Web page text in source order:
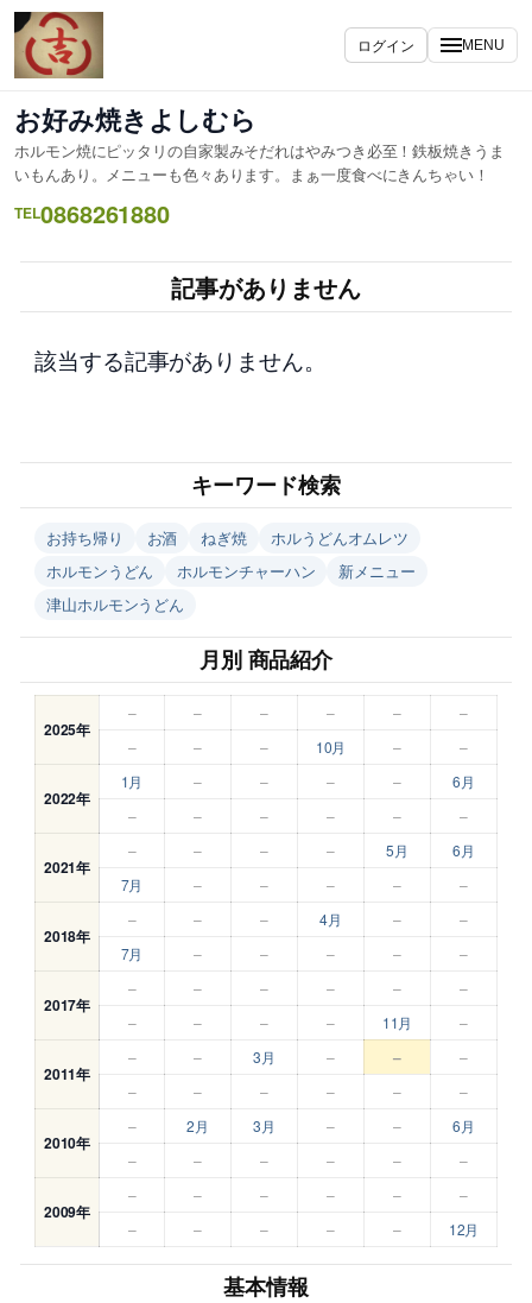
内
容
を
キ
ッ
プ
ログイン MENU
お好み焼きよしむら
ホルモン焼にピッタリの自家製みそだれはやみつき必至！鉄板焼きうま
いもんあり。メニューも色々あります。まぁ一度食べにきんちゃい！
TEL0868261880
記事がありません
該当する記事がありません。
キーワード検索
お持ち帰り お酒 ねぎ焼
ホルうどんオムレツ
ホルモンうどん
ホルモンチャーハン
新メニュー
津山ホルモンうどん
月別 商品紹介
2025年
– – – – –
–
–
– – 10月 – –
2022年
1月 – – – –
6月
–
– – – – –
2021年
– – – – 5月
6月
7月
– – – – –
2018年
– – – 4月 –
–
7月
– – – – –
2017年
– – – – –
–
–
– – – 11月 –
2011年
– – 3月 – –
–
–
– – – – –
2010年
– 2月 3月 – –
6月
–
– – – – –
2009年
– – – – –
–
–
– – – – 12月
基本情報